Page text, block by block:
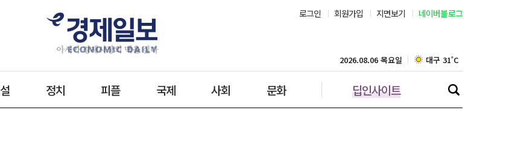
로그인 회원가입 지면보기 네이버블로그
정치 피플 국제 사회 문화 딥인사이트
2026.08.06 목요일 대구 31˚C
인천 30˚C